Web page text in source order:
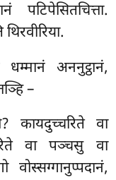
पटिपेसितचित्ता.
थिरवीरिया.
अननुट्ठानं,
–
कायदुच्चरिते वा
वा पञ्चसु वा